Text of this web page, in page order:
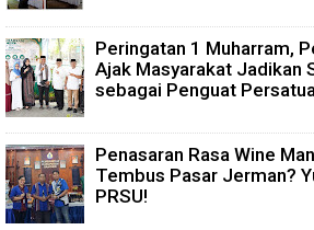
Peringatan 1 Muharram,
Ajak Masyarakat Jadikan
sebagai Penguat
Penasaran Rasa Wine
Tembus Pasar Jerman?
PRSU!